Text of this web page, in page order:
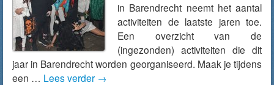
in Barendrecht neemt het aantal
activiteiten de laatste jaren toe.
Een overzicht van de
(ingezonden) activiteiten die dit
jaar in Barendrecht worden georganiseerd. Maak je tijdens
een … Lees verder →